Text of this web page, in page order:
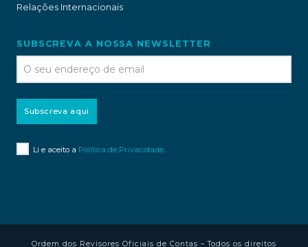
Relações Internacionais
SUBSCREVA A NOSSA NEWSLETTER
Subscreva aqui
Li e aceito a Política de Privacidade.
Ordem dos Revisores Oficiais de Contas – Todos os direitos